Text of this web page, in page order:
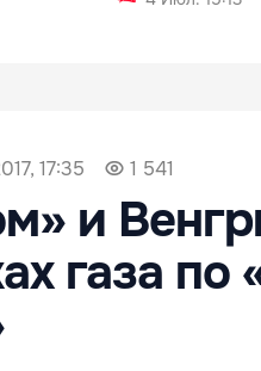
17:35 1 541
и
газа по